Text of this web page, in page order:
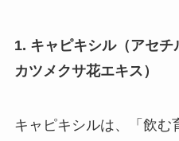
1. キャピキシル（アセ
カツメクサ花エキス）
キャピキシルは、「飲む